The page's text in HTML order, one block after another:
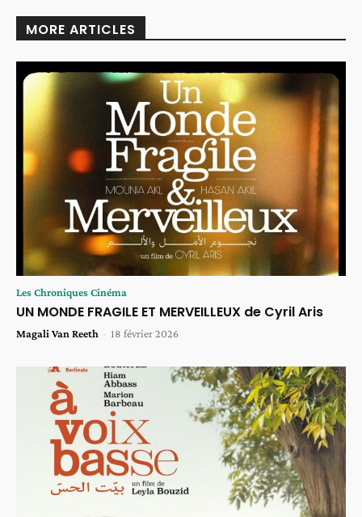
MORE ARTICLES
Les Chroniques Cinéma
UN MONDE FRAGILE ET MERVEILLEUX de Cyril Aris
Magali Van Reeth - 18 février 2026